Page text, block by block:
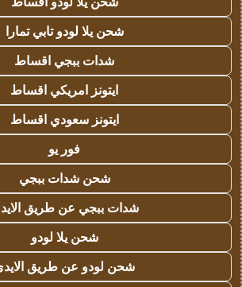
شحن يلا لودو تابي تمارا
شدات ببجي اقساط
ايتونز امريكي اقساط
ايتونز سعودي اقساط
فور يو
شحن شدات ببجي
شدات ببجي عن طريق
شحن يلا لودو
شحن لودو عن طريق